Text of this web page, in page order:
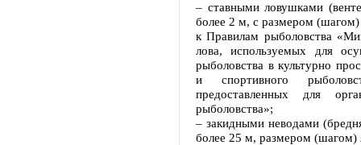
– ставными ловушками
более 2 м, с размером
к Правилам рыболовства
лова, используемых для
рыболовства в культурно
и спортивного
предоставленных для
рыболовства»;
– закидными неводами
более 25 м, размером